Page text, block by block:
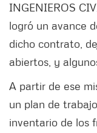
INGENIEROS
logró un avance
dicho contrato,
abiertos, y
A partir de ese
un plan de
inventario de los